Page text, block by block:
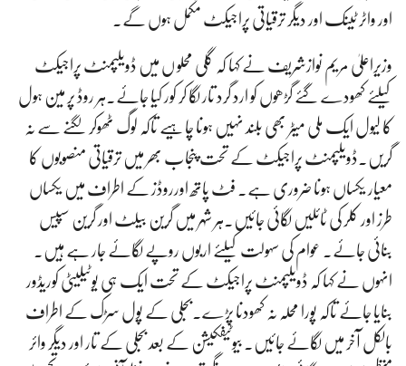
اور واٹر ٹینک اور دیگر ترقیاتی پراجیکٹ مکمل ہوں گے۔
وزیراعلیٰ مریم نوازشریف نے کہا کہ گلی محلو ں میں ڈویلپمنٹ پراجیکٹ
کیلئے کھودے گئے گڑھوں کو ارد گرد تار لگا کر کور کیا جائے۔ہر روڈ پر مین ہول
کا لیول ایک ملی میٹر بھی بلند نہیں ہونا چاہیے تاکہ لوگ ٹھوکر لگنے سے نہ
گریں۔ڈویلپمنٹ پراجیکٹ کے تحت پنجاب بھر میں ترقیاتی منصوبوں کا
معیار یکساں ہونا ضروری ہے۔ فٹ پاتھ اورروڈز کے اطراف میں یکساں
طرز اور کلر کی ٹائلیں لگائی جائیں۔ہر شہر میں گرین بیلٹ اور گرین سپیس
بنائی جائے۔ عوام کی سہولت کیلئے اربوں روپے لگائے جار ہے ہیں۔
انہوں نے کہا کہ ڈویلپمنٹ پراجیکٹ کے تحت ایک ہی یوٹیلیٹی کوریڈور
بنایا جائے تاکہ پورا محلہ نہ کھودنا پڑے۔بجلی کے پول سڑک کے اطراف
بالکل آخر میں لگائے جائیں۔ بیوٹیفکیشن کے بعد بجلی کے تار اور دیگر وائر